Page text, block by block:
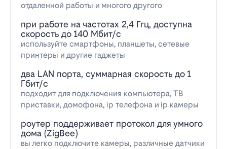
отдаленной работы и многого другого
при работе на частотах 2,4 Ггц, доступна
скорость до 140 Мбит/с
используйте смартфоны, планшеты, сетевые
принтеры и другие гаджеты
два LAN порта, суммарная скорость до 1
Гбит/с
подходит для подключения компьютера, ТВ
приставки, домофона, ip телефона и ip камеры
роутер поддерживает протокол для умного
дома (ZigBee)
вы легко подключите камеры, различные датчики